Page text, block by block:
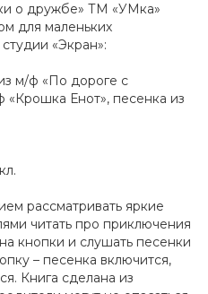
о дружбе» ТМ «УМка»
для маленьких
«Экран»:
м/ф «По дороге с
«Крошка Енот», песенка из
рассматривать яркие
читать про приключения
кнопки и слушать песенки
– песенка включится,
Книга сделана из